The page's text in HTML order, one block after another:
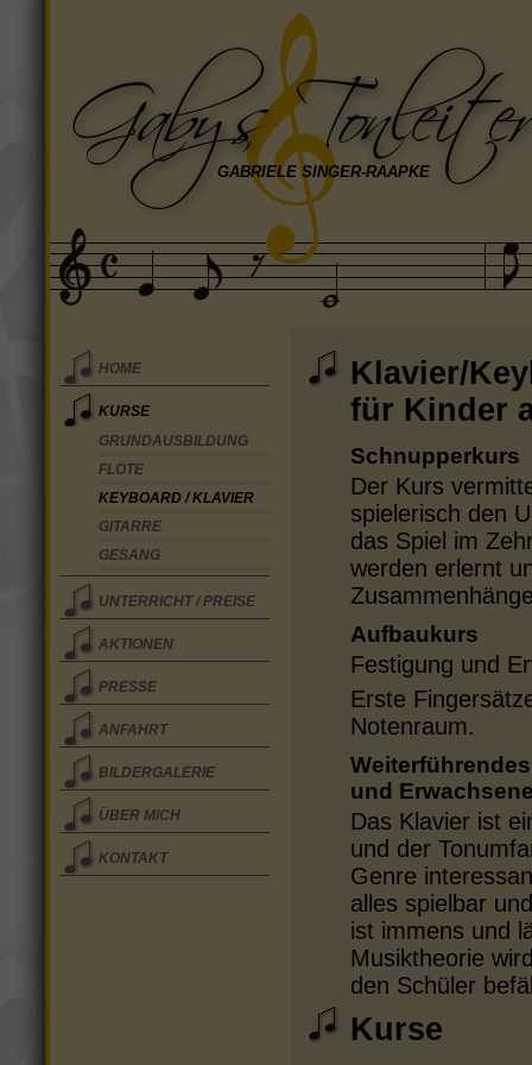
GABRIELE SINGER-RAAPKE
HOME
KURSE
GRUNDAUSBILDUNG
FLÖTE
KEYBOARD / KLAVIER
GITARRE
GESANG
UNTERRICHT / PREISE
AKTIONEN
PRESSE
ANFAHRT
BILDERGALERIE
ÜBER MICH
KONTAKT
Klavier/
für Kinder
Schnupperkurs
Der Kurs
spielerisch den
das Spiel im
werden erlernt
Aufbaukurs
Festigung und
Erste
Notenraum.
und
Das Klavier ist
und der
Genre
alles spielbar
ist immens und
Musiktheorie
den Schüler
Kurse